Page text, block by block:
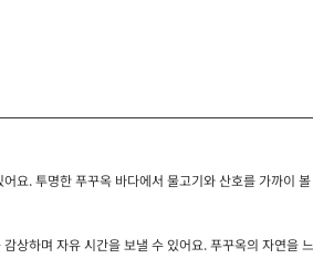
요. 투명한 푸꾸옥 바다에서 물고기와 산호를 가까이
상하며 자유 시간을 보낼 수 있어요. 푸꾸옥의 자연을